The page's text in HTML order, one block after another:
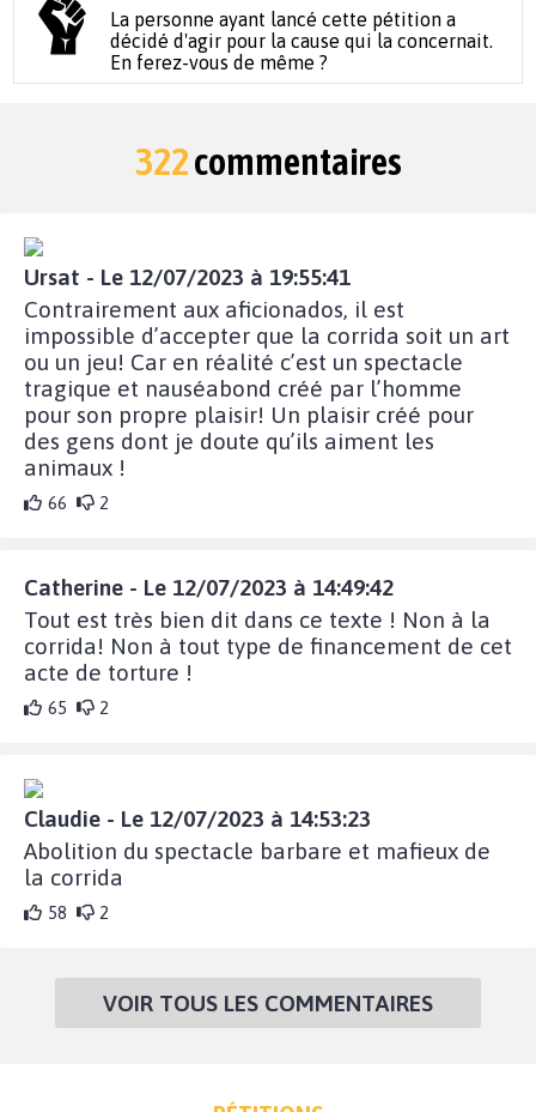
La personne ayant lancé cette pétition a
décidé d'agir pour la cause qui la concernait.
En ferez-vous de même ?
322commentaires
Ursat - Le 12/07/2023 à 19:55:41
Contrairement aux aficionados, il est
impossible d’accepter que la corrida soit un art
ou un jeu! Car en réalité c’est un spectacle
tragique et nauséabond créé par l’homme
pour son propre plaisir! Un plaisir créé pour
des gens dont je doute qu’ils aiment les
animaux !
66 2
Catherine - Le 12/07/2023 à 14:49:42
Tout est très bien dit dans ce texte ! Non à la
corrida! Non à tout type de financement de cet
acte de torture !
65 2
Claudie - Le 12/07/2023 à 14:53:23
Abolition du spectacle barbare et mafieux de
la corrida
58 2
VOIR TOUS LES COMMENTAIRES